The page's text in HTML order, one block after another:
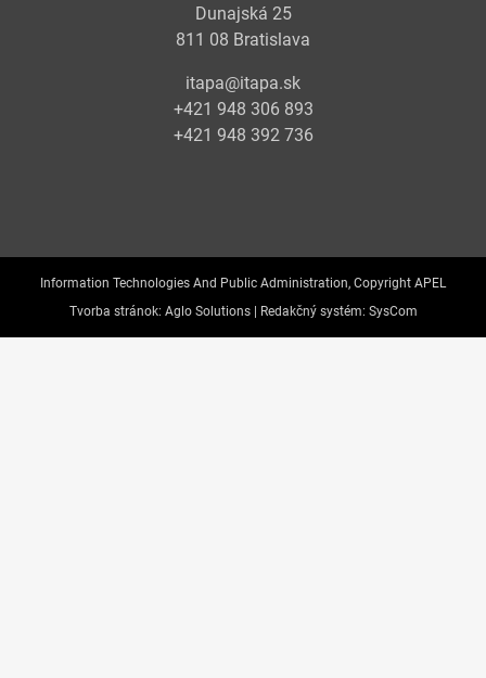
Dunajská 25
811 08 Bratislava
itapa@itapa.sk
+421 948 306 893
+421 948 392 736
Information Technologies And Public Administration, Copyright APEL
Tvorba stránok: Aglo Solutions | Redakčný systém: SysCom